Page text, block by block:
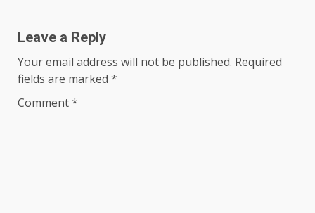
Leave a Reply
Your email address will not be published. Required
fields are marked *
Comment*